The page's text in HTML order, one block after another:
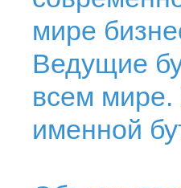
мире
Ведущие
всем мире.
именной